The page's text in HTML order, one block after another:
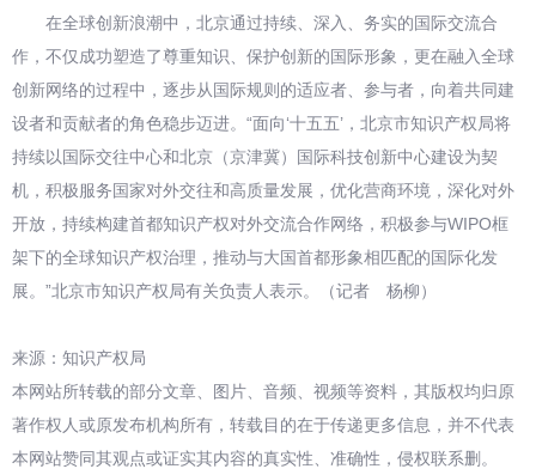
在全球创新浪潮中，北京通过持续、深入、务实的国际交流合
作，不仅成功塑造了尊重知识、保护创新的国际形象，更在融入全球
创新网络的过程中，逐步从国际规则的适应者、参与者，向着共同建
设者和贡献者的角色稳步迈进。“面向‘十五五’，北京市知识产权局将
持续以国际交往中心和北京（京津冀）国际科技创新中心建设为契
机，积极服务国家对外交往和高质量发展，优化营商环境，深化对外
开放，持续构建首都知识产权对外交流合作网络，积极参与WIPO框
架下的全球知识产权治理，推动与大国首都形象相匹配的国际化发
展。”北京市知识产权局有关负责人表示。（记者 杨柳）
来源：知识产权局
本网站所转载的部分文章、图片、音频、视频等资料，其版权均归原
著作权人或原发布机构所有，转载目的在于传递更多信息，并不代表
本网站赞同其观点或证实其内容的真实性、准确性，侵权联系删。